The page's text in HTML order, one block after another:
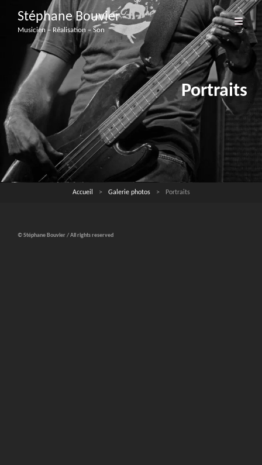
Stéphane Bouvier
Musicien – Réalisation – Son
Portraits
Accueil > Galerie photos > Portraits
© Stéphane Bouvier / All rights reserved